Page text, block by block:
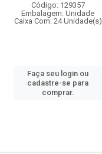
Código: 129357
Embalagem: Unidade
Caixa Com: 24 Unidade(s)
Faça seu login ou
cadastre-se para
comprar.